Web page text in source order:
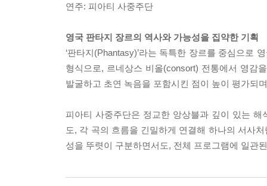
연주: 피아티 사중주단
영국 판타지 장르의 역사와 가능성을 집약한 기획
‘판타지(Phantasy)’라는 독특한 장르를 중심으로
형식으로, 르네상스 비올(consort) 전통에서 영감
발굴하고 초연 녹음을 포함시킨 점이 높이 평가되
피아티 사중주단은 정교한 앙상블과 깊이 있는
도, 각 곡의 흐름을 긴밀하게 연결해 하나의 서사
성을 뚜렷이 구분하면서도, 전체 프로그램에 일관